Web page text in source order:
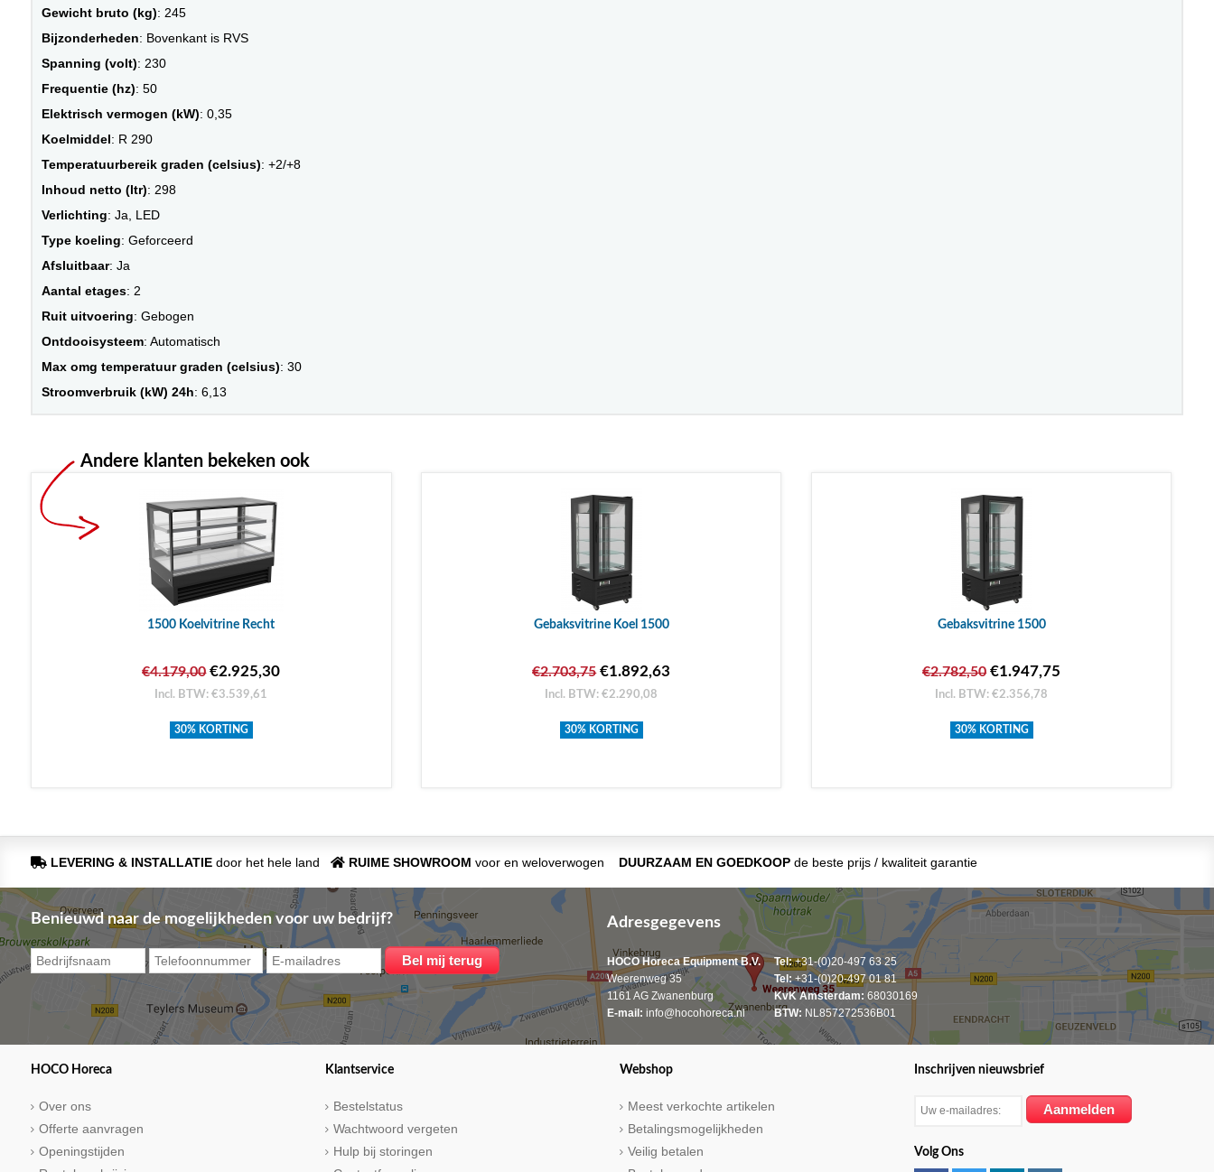
Gewicht bruto (kg): 245
Bijzonderheden: Bovenkant is RVS
Spanning (volt): 230
Frequentie (hz): 50
Elektrisch vermogen (kW): 0,35
Koelmiddel: R 290
Temperatuurbereik graden (celsius): +2/+8
Inhoud netto (ltr): 298
Verlichting: Ja, LED
Type koeling: Geforceerd
Afsluitbaar: Ja
Aantal etages: 2
Ruit uitvoering: Gebogen
Ontdooisysteem: Automatisch
Max omg temperatuur graden (celsius): 30
Stroomverbruik (kW) 24h: 6,13
Andere klanten bekeken ook
1500 Koelvitrine Recht
€4.179,00€2.925,30
Incl. BTW: €3.539,61
30% KORTING
Gebaksvitrine Koel 1500
€2.703,75€1.892,63
Incl. BTW: €2.290,08
30% KORTING
Gebaksvitrine 1500
€2.782,50€1.947,75
Incl. BTW: €2.356,78
30% KORTING
LEVERING & INSTALLATIEdoor het hele land RUIME SHOWROOM voor en weloverwogen DUURZAAM EN GOEDKOOPde beste prijs / kwaliteit garantie
Benieuwd naar de mogelijkheden voor uw bedrijf? Adresgegevens
HOCO Horeca Equipment B.V.
Weerenweg 35
1161 AG Zwanenburg
E-mail: info@hocohoreca.nl
Tel:+31-(0)20-497 63 25
Tel:+31-(0)20-497 01 81
KvK Amsterdam: 68030169
BTW: NL857272536B01
HOCO Horeca
Over ons
Offerte aanvragen
Openingstijden
Klantservice
Bestelstatus
Wachtwoord vergeten
Hulp bij storingen
Webshop
Meest verkochte artikelen
Betalingsmogelijkheden
Veilig betalen
Inschrijven nieuwsbrief
Volg Ons